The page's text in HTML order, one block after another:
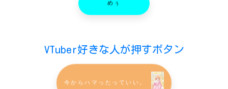
めぅ
VTuber好きな人が押すボタン
今からハマったっていい。